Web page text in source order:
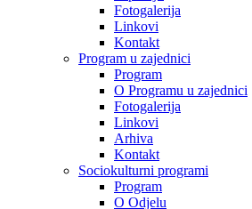
Fotogalerija
Linkovi
Kontakt
Program u zajednici
Program
O Programu u zajednici
Fotogalerija
Linkovi
Arhiva
Kontakt
Sociokulturni programi
Program
O Odjelu